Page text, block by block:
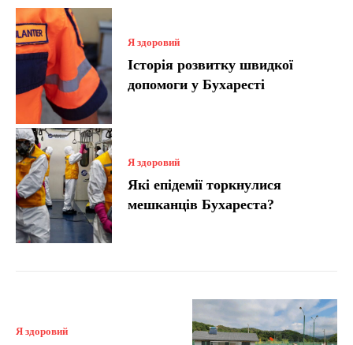
Я здоровий
Історія розвитку швидкої
допомоги у Бухаресті
Я здоровий
Які епідемії торкнулися
мешканців Бухареста?
Я здоровий